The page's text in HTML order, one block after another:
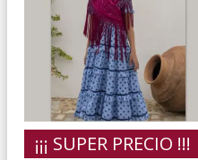
¡¡¡ SUPER PRECIO !!!